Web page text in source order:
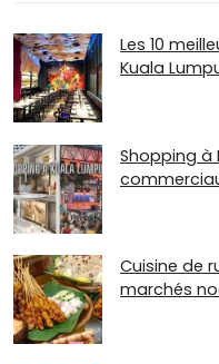
Les 10
Kuala
Shopping à
Cuisine de
marchés